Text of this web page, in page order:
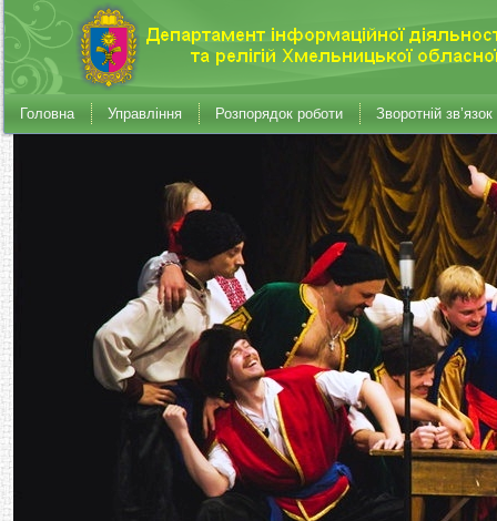
Головна Управління Розпорядок роботи Зворотній зв’язок